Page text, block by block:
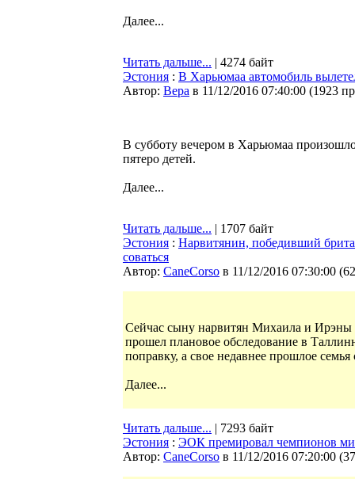
Далее...
Читать дальше... | 4274 байт
Эстония : В Харьюмаа автомобиль
Автор: Bepa в 11/12/2016 07:40:00 (1923
В субботу вечером в Харьюмаа
пятеро детей.
Далее...
Читать дальше... | 1707 байт
Эстония : Нарвитянин, победивший
соваться
Автор: CaneCorso в 11/12/2016 07:30:00 (
Сейчас сыну нарвитян Михаила и
прошел плановое обследование в
поправку, а свое недавнее прошлое
Далее...
Читать дальше... | 7293 байт
Эстония : ЭОК премировал чемпионов
Автор: CaneCorso в 11/12/2016 07:20:00 (